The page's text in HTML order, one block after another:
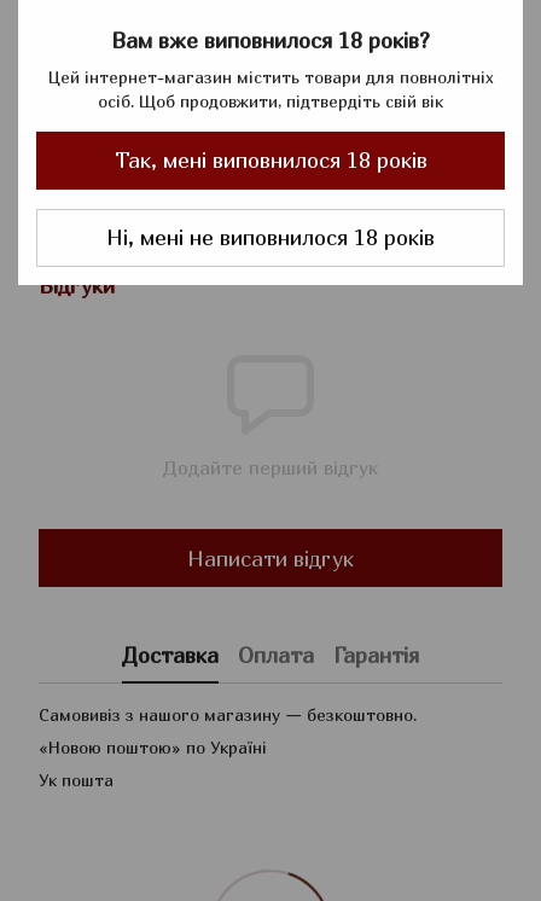
Вам вже виповнилося 18 років?
Цей інтернет-магазин містить товари для повнолітніх
осіб. Щоб продовжити, підтвердіть свій вік
Так, мені виповнилося 18 років
Ні, мені не виповнилося 18 років
-Фасовка 100аркушів
-Тоненька (справжня мікронність цигаркового паперу)
-Не оброблена
-Не має смаку та запаху
Відгуки
Додайте перший відгук
Написати відгук
Доставка Оплата Гарантія
Самовивіз з нашого магазину — безкоштовно.
«Новою поштою» по Україні
Ук пошта